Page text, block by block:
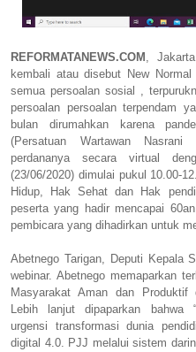
REFORMATANEWS.COM ,
kembali atau disebut New
semua persoalan sosial ,
persoalan persoalan terpendam
bulan dirumahkan karena
(Persatuan Wartawan Nasrani
perdananya secara virtual
(23/06/2020) dimulai pukul 10.00-
Hidup, Hak Sehat dan Hak
peserta yang hadir mencapai
pembicara yang dihadirkan untuk
Abetnego Tarigan, Deputi Kepala
webinar. Abetnego memaparkan
Masyarakat Aman dan Produktif
Lebih lanjut dipaparkan bahwa
urgensi transformasi dunia
digital 4.0. PJJ melalui sistem